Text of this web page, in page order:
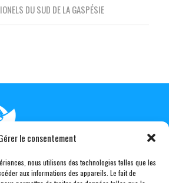
le consentement
nous utilisons des technologies telles que les
aux informations des appareils. Le fait de
DU SUD DE LA GASPÉSIE